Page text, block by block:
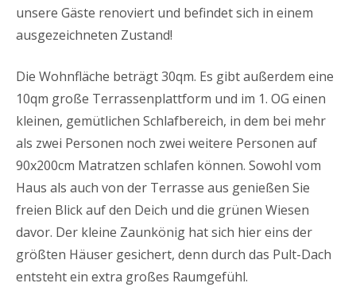
unsere Gäste renoviert und befindet sich in einem
ausgezeichneten Zustand!
Die Wohnfläche beträgt 30qm. Es gibt außerdem eine
10qm große Terrassenplattform und im 1. OG einen
kleinen, gemütlichen Schlafbereich, in dem bei mehr
als zwei Personen noch zwei weitere Personen auf
90x200cm Matratzen schlafen können. Sowohl vom
Haus als auch von der Terrasse aus genießen Sie
freien Blick auf den Deich und die grünen Wiesen
davor. Der kleine Zaunkönig hat sich hier eins der
größten Häuser gesichert, denn durch das Pult-Dach
entsteht ein extra großes Raumgefühl.